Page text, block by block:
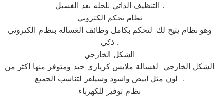
التنظيف الذاتي للحله بعد الغسيل .
نظام تحكم الكتروني
وهو نظام يتيح لك التحكم بكامل وظائف الغساله بنظام الكتروني
ذكي .
الشكل الخارجي
الشكل الخارجي لغسالة ملابس كريازي جيد ومتوفر منها اكثر من
لون مثل ابيض واسود وسيلفر لتناسب الجميع .
نظام توفير للكهرباء